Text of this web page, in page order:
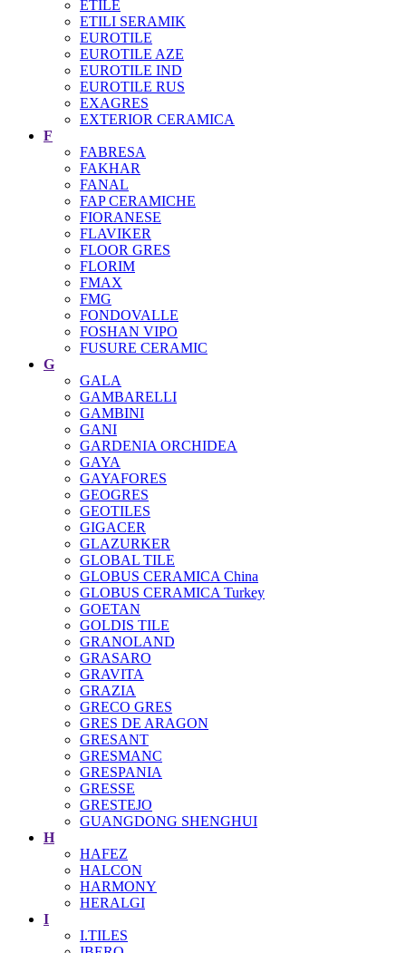
ETILE
ETILI SERAMIK
EUROTILE
EUROTILE AZE
EUROTILE IND
EUROTILE RUS
EXAGRES
EXTERIOR CERAMICA
F
FABRESA
FAKHAR
FANAL
FAP CERAMICHE
FIORANESE
FLAVIKER
FLOOR GRES
FLORIM
FMAX
FMG
FONDOVALLE
FOSHAN VIPO
FUSURE CERAMIC
G
GALA
GAMBARELLI
GAMBINI
GANI
GARDENIA ORCHIDEA
GAYA
GAYAFORES
GEOGRES
GEOTILES
GIGACER
GLAZURKER
GLOBAL TILE
GLOBUS CERAMICA China
GLOBUS CERAMICA Turkey
GOETAN
GOLDIS TILE
GRANOLAND
GRASARO
GRAVITA
GRAZIA
GRECO GRES
GRES DE ARAGON
GRESANT
GRESMANC
GRESPANIA
GRESSE
GRESTEJO
GUANGDONG SHENGHUI
H
HAFEZ
HALCON
HARMONY
HERALGI
I
I.TILES